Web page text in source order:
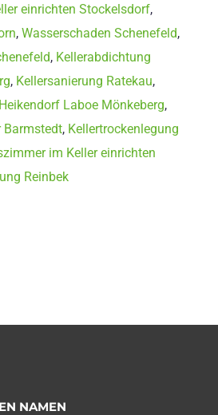
einrichten Stockelsdorf,
, Wasserschaden Schenefeld,
, Kellerabdichtung
, Kellersanierung Ratekau,
Laboe Mönkeberg,
Barmstedt, Kellertrockenlegung
im Keller einrichten
Reinbek
NAMEN